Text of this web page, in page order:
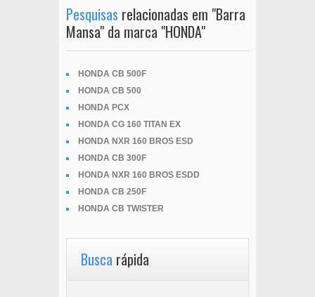
Pesquisas relacionadas em "Barra
Mansa" da marca "HONDA"
HONDA CB 500F
HONDA CB 500
HONDA PCX
HONDA CG 160 TITAN EX
HONDA NXR 160 BROS ESD
HONDA CB 300F
HONDA NXR 160 BROS ESDD
HONDA CB 250F
HONDA CB TWISTER
Busca rápida